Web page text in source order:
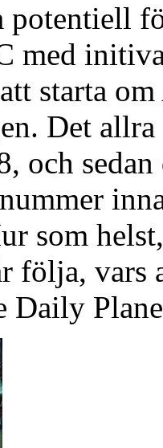
potentiell
med
starta
Det
och
som
följa, vars
Daily